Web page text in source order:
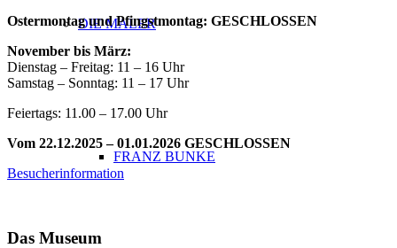
DIE MALER
FRANZ BUNKE
Ostermontag und Pfingstmontag: GESCHLOSSEN
November bis März:
Dienstag – Freitag: 11 – 16 Uhr
Samstag – Sonntag: 11 – 17 Uhr
Feiertags: 11.00 – 17.00 Uhr
Vom 22.12.2025 – 01.01.2026 GESCHLOSSEN
Besucherinformation
Das Museum